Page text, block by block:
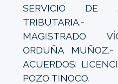
SERVICIO DE
MAGISTRADO
ORDUÑA MUÑOZ.-
ACUERDOS:
POZO TINOCO.